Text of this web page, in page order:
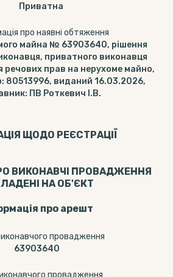
Приватна
про наявні обтяження
майна № 63903640, рішення
приватного виконавця
прав на нерухоме майно,
80513996, виданий 16.03.2026,
ПВ Роткевич І.В.
ЩОДО РЕЄСТРАЦІЇ
ВИКОНАВЧІ ПРОВАДЖЕННЯ
НА ОБ'ЄКТ
про арешт
провадження
63903640
провадження